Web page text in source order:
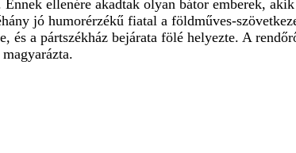
Ennek ellenére akadtak olyan bátor emberek,
jó humorérzékű fiatal a földműves-
és a pártszékház bejárata fölé helyezte. A